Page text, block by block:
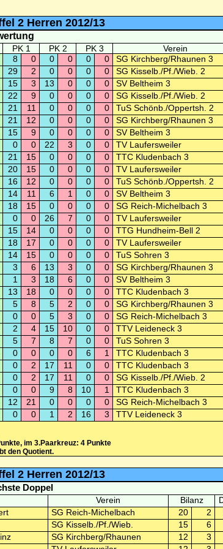
2 Herren 2012/13
PK 1 PK 2 PK 3
Verein
8 0 0 0 0 0
SG Kirchberg/Rhaunen 3
29 2 0 0 0 0
SG Kisselb./Pf./Wieb. 2
15 3 13 0 0 0
SV Beltheim 3
22 9 0 0 0 0
SG Kisselb./Pf./Wieb. 2
21 11 0 0 0 0
TuS Schönb./Oppertsh. 2
21 12 0 0 0 0
SG Kirchberg/Rhaunen 3
15 9 0 0 0 0
SV Beltheim 3
0 0 22 3 0 0
TV Laufersweiler
21 15 0 0 0 0
TTC Kludenbach 3
20 15 0 0 0 0
TV Laufersweiler
16 12 0 0 0 0
TuS Schönb./Oppertsh. 2
14 11 6 1 0 0
SV Beltheim 3
18 15 0 0 0 0
SG Reich-Michelbach 3
0 0 26 7 0 0
TV Laufersweiler
15 14 0 0 0 0
TTG Hundheim-Bell 2
18 17 0 0 0 0
TV Laufersweiler
14 15 0 0 0 0
TuS Sohren 3
3 6 13 3 0 0
SG Kirchberg/Rhaunen 3
1 3 18 6 0 0
SV Beltheim 3
13 18 0 0 0 0
TTC Kludenbach 3
5 8 5 2 0 0
SG Kirchberg/Rhaunen 3
0 0 5 3 0 0
SG Reich-Michelbach 3
2 4 15 10 0 0
TTV Leideneck 3
5 7 8 7 0 0
TuS Sohren 3
0 0 0 0 6 1
TTC Kludenbach 3
0 2 17 11 0 0
TTC Kludenbach 3
0 2 17 11 0 0
SG Kisselb./Pf./Wieb. 2
0 0 9 8 10 1
TTC Kludenbach 3
12 21 0 0 0 0
SG Reich-Michelbach 3
0 0 1 2 16 3 TTV Leideneck 3
im 3.Paarkreuz: 4 Punkte
den Quotient.
2 Herren 2012/13
Doppel
Verein Bilanz
SG Reich-Michelbach 20 2
SG Kisselb./Pf./Wieb. 15 6
SG Kirchberg/Rhaunen 12 3